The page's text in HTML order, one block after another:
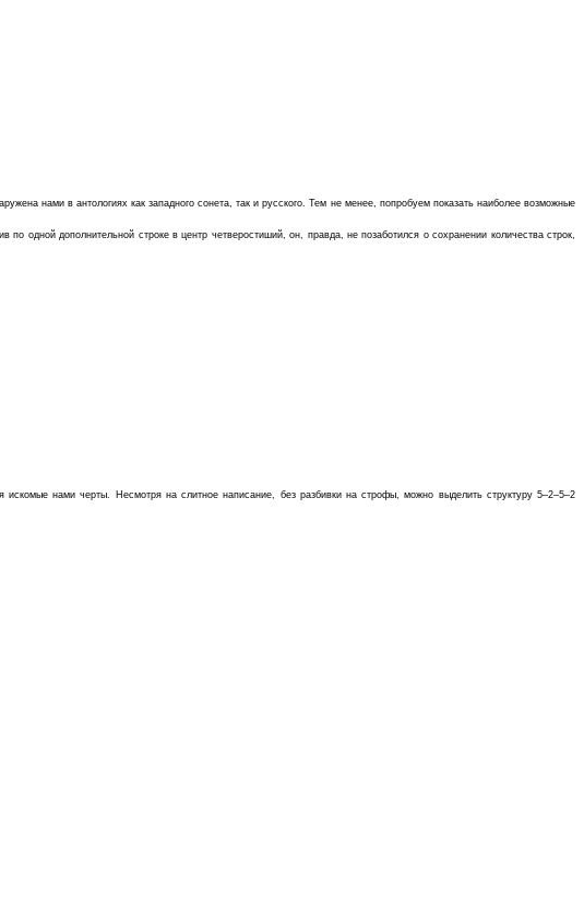
нами в антологиях как западного сонета, так и русского. Тем не менее, попробуем показать наиболее возможные
одной дополнительной строке в центр четверостиший, он, правда, не позаботился о сохранении количества строк,
нами черты. Несмотря на слитное написание, без разбивки на строфы, можно выделить структуру 5–2–5–2